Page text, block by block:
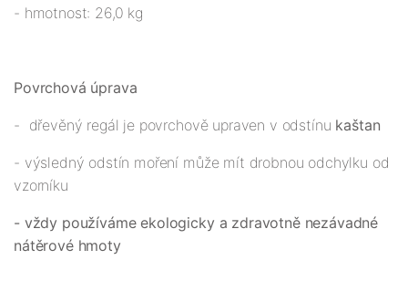
- hmotnost: 26,0 kg
Povrchová úprava
- dřevěný regál je povrchově upraven v odstínu kaštan
- výsledný odstín moření může mít drobnou odchylku od
vzorníku
- vždy používáme ekologicky a zdravotně nezávadné
nátěrové hmoty